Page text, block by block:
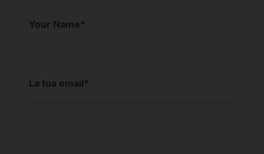
Your Name*
La tua email*